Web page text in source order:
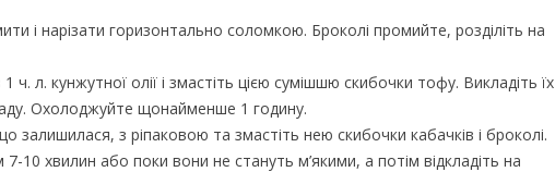
і нарізати горизонтально соломкою. Броколі промийте, розділіть на
ч. л. кунжутної олії і змастіть цією сумішшю скибочки тофу. Викладіть їх
Охолоджуйте щонайменше 1 годину.
залишилася, з ріпаковою та змастіть нею скибочки кабачків і броколі.
7-10 хвилин або поки вони не стануть м’якими, а потім відкладіть на